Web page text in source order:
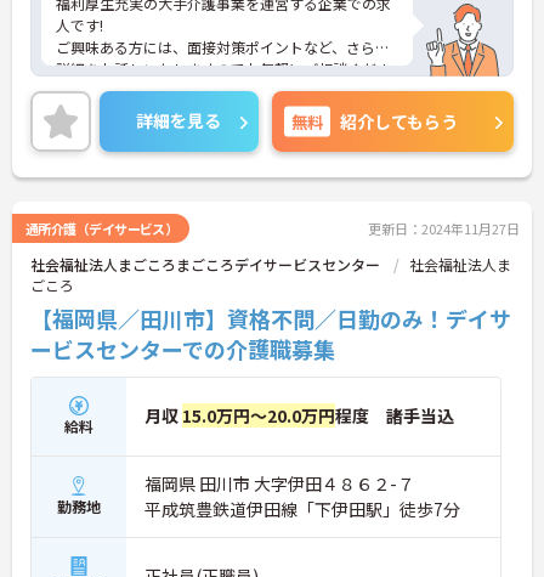
人です!
ご興味ある方には、面接対策ポイントなど、さらに
詳細をお話しいたしますのでお気軽にご相談くださ
い！
詳細を見る 無料 紹介してもらう
通所介護（デイサービス） 更新日：2024年11月27日
社会福祉法人まごころまごころデイサービスセンター
社会福祉法人ま
ごころ
【福岡県／田川市】資格不問／日勤のみ！デイサ
ービスセンターでの介護職募集
給料 月収 15.0万円～20.0万円程度 諸手当込
勤務地
福岡県 田川市 大字伊田４８６２-７
平成筑豊鉄道伊田線「下伊田駅」徒歩7分